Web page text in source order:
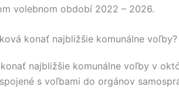
volebnom období 2022 – 2026.
konať najbližšie komunálne voľby?
najbližšie komunálne voľby v
s voľbami do orgánov